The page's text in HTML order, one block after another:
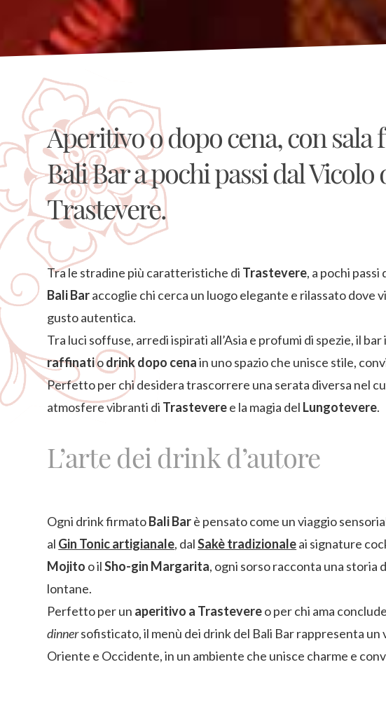
Aperitivo o dopo cena, con sala
Bali Bar a pochi passi dal Vicolo
Trastevere.
Tra le stradine più caratteristiche di Trastevere, a pochi passi
Bali Baraccoglie chi cerca un luogo elegante e rilassato dove
gusto autentica.
Tra luci soffuse, arredi ispirati all’Asia e profumi di spezie, il
raffinatiodrink dopo cenain uno spazio che unisce stile,
Perfetto per chi desidera trascorrere una serata diversa nel
atmosfere vibranti di Trasteveree la magia del Lungotevere.
L’arte dei drink d’autore
Ogni drink firmatoBali Barè pensato come un viaggio
al Gin Tonic artigianale, dalSakè tradizionaleai signature
Mojito o ilSho-gin Margarita, ogni sorso racconta una storia
lontane.
Perfetto per un aperitivo a Trastevereo per chi ama
dinnersofisticato, il menù dei drink del Bali Bar rappresenta un
Oriente e Occidente, in un ambiente che unisce charme e